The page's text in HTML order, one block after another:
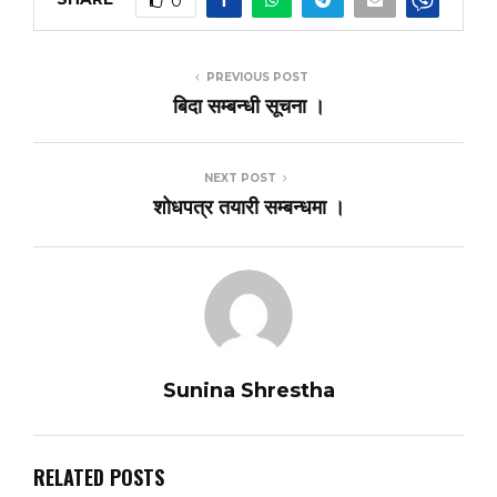
PREVIOUS POST
बिदा सम्बन्धी सूचना ।
NEXT POST
शोधपत्र तयारी सम्बन्धमा ।
Sunina Shrestha
RELATED POSTS